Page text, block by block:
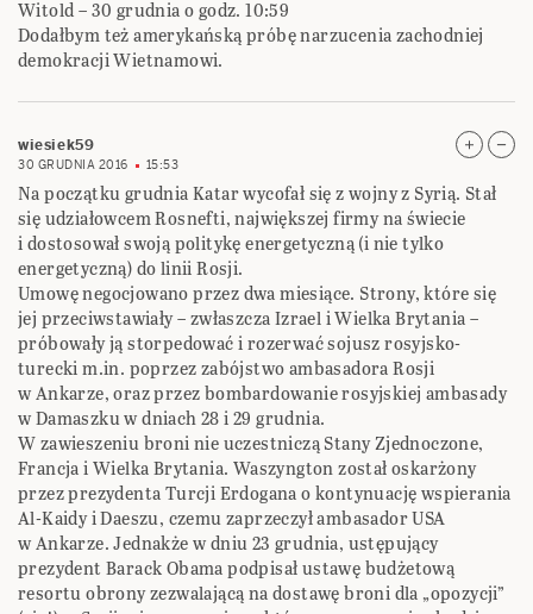
Witold – 30 grudnia o godz. 10:59
Dodałbym też amerykańską próbę narzucenia zachodniej
demokracji Wietnamowi.
wiesiek59
30 GRUDNIA 2016 15:53
Na początku grudnia Katar wycofał się z wojny z Syrią. Stał
się udziałowcem Rosnefti, największej firmy na świecie
i dostosował swoją politykę energetyczną (i nie tylko
energetyczną) do linii Rosji.
Umowę negocjowano przez dwa miesiące. Strony, które się
jej przeciwstawiały – zwłaszcza Izrael i Wielka Brytania –
próbowały ją storpedować i rozerwać sojusz rosyjsko-
turecki m.in. poprzez zabójstwo ambasadora Rosji
w Ankarze, oraz przez bombardowanie rosyjskiej ambasady
w Damaszku w dniach 28 i 29 grudnia.
W zawieszeniu broni nie uczestniczą Stany Zjednoczone,
Francja i Wielka Brytania. Waszyngton został oskarżony
przez prezydenta Turcji Erdogana o kontynuację wspierania
Al-Kaidy i Daeszu, czemu zaprzeczył ambasador USA
w Ankarze. Jednakże w dniu 23 grudnia, ustępujący
prezydent Barack Obama podpisał ustawę budżetową
resortu obrony zezwalającą na dostawę broni dla „opozycji”